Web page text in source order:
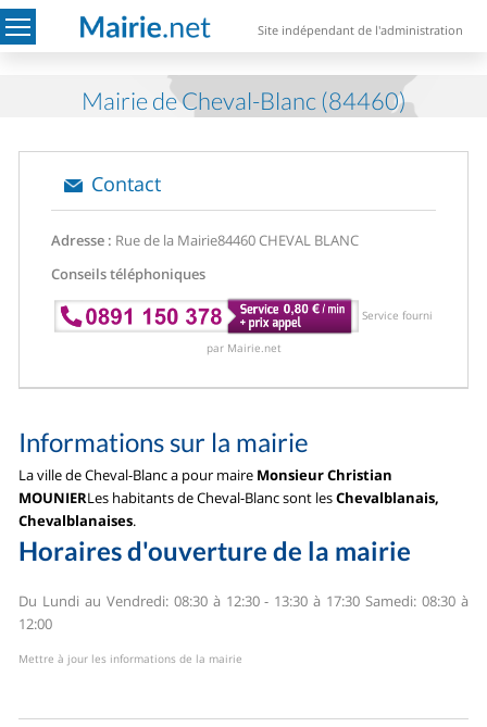
Site indépendant de l'administration
Mairie de Cheval-Blanc (84460)
Contact
Adresse : Rue de la Mairie84460 CHEVAL BLANC
Conseils téléphoniques
Service fourni
par Mairie.net
Informations sur la mairie
La ville de Cheval-Blanc a pour maire Monsieur Christian
MOUNIERLes habitants de Cheval-Blanc sont lesChevalblanais,
Chevalblanaises.
Horaires d'ouverture de la mairie
Du Lundi au Vendredi: 08:30 à 12:30 - 13:30 à 17:30 Samedi: 08:30 à
12:00
Mettre à jour les informations de la mairie